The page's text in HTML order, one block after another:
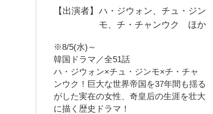
【出演者】 ハ・ジウォン、チュ・ジン
モ、チ・チャンウク ほか
※8/5(水)～
韓国ドラマ／全51話
ハ・ジウォン×チュ・ジンモ×チ・チャ
ンウク！巨大な世界帝国を37年間も揺る
がした実在の女性、奇皇后の生涯を壮大
に描く歴史ドラマ！